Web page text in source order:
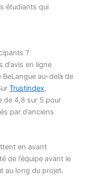
étudiants qui
?
d’avis en ligne
au-delà de
Trustindex,
de 4,8 sur 5 pour
par d’anciens
en avant
de l’équipe avant le
au long du projet.